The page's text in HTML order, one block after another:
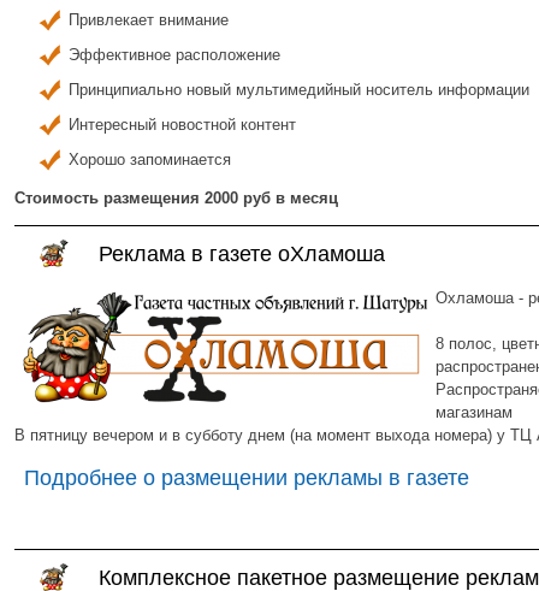
Привлекает внимание
Эффективное расположение
Принципиально новый мультимедийный носитель информации
Интересный новостной контент
Хорошо запоминается
Стоимость размещения 2000 руб в месяц
Реклама в газете оХламоша
Охламоша -
8 полос,
магазинам
В пятницу вечером и в субботу днем (на момент выхода номера) у ТЦ
Подробнее о размещении рекламы в газете
Комплексное пакетное размещение